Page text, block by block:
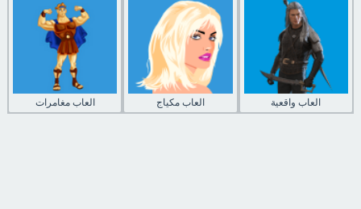
العاب مغامرات العاب مكياج العاب واقعية